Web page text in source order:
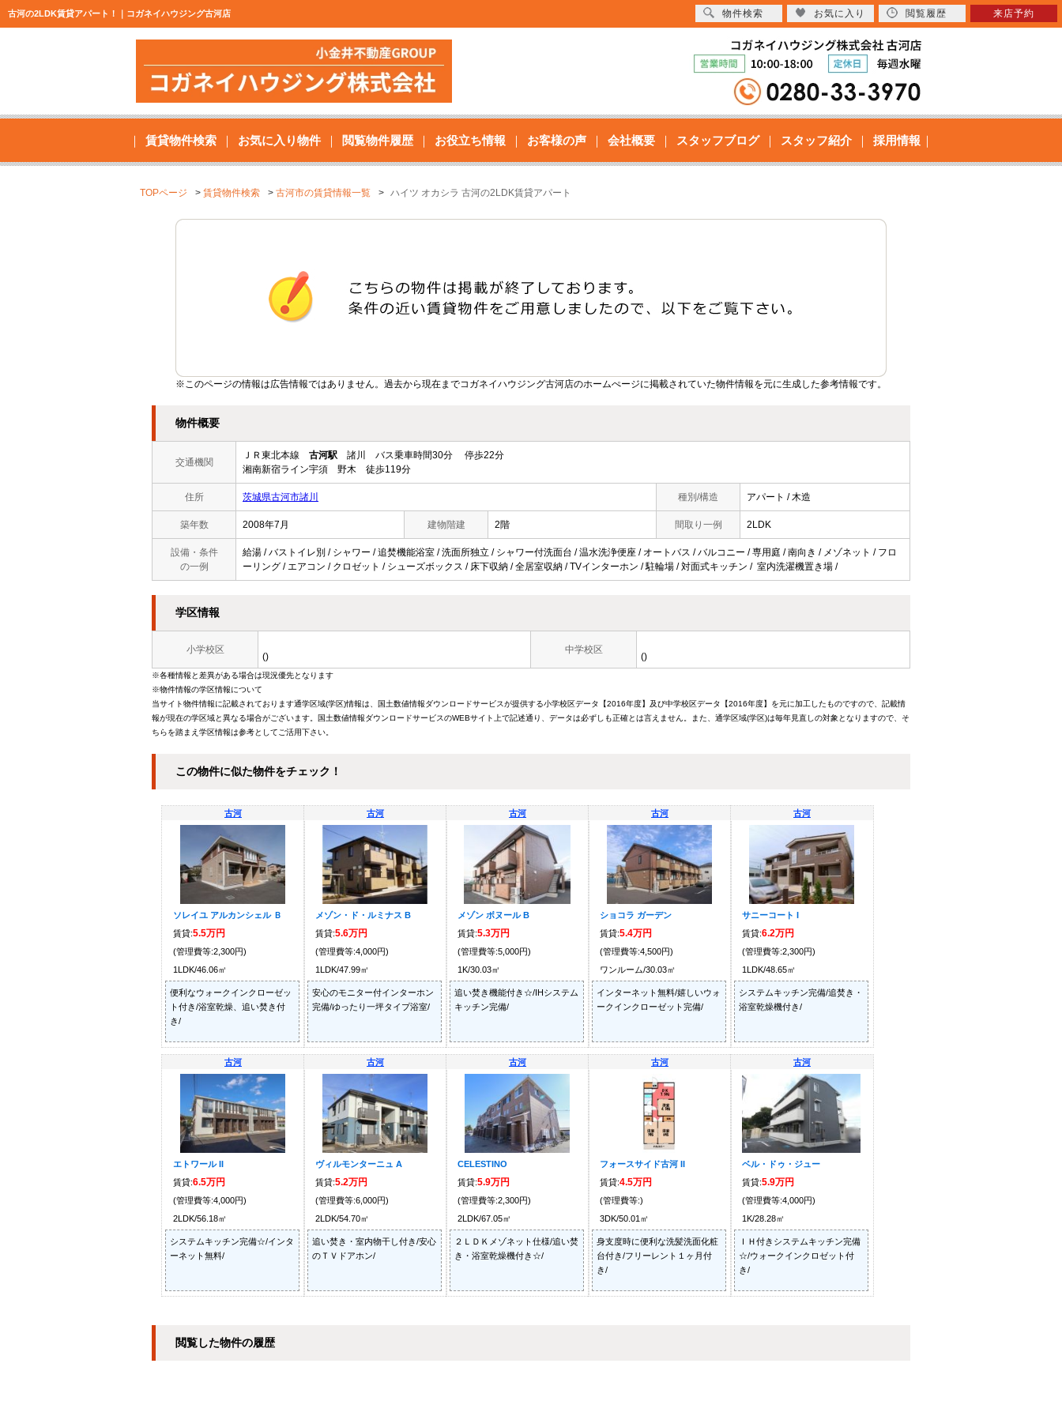
古河の2LDK賃貸アパート！｜コガネイハウジング古河店
賃貸物件検索 お気に入り物件 閲覧物件履歴 お役立ち情報 お客様の声 会社概要 スタッフブログ スタッフ紹介 採用情報
TOPページ 賃貸物件検索 古河市の賃貸情報一覧 ハイツ オカシラ 古河の2LDK賃貸アパート
※このページの情報は広告情報ではありません。過去から現在までコガネイハウジング古河店のホームぺージに掲載されていた物件情報を元に生成した参考情報です。
物件概要
交通機関
ＪＲ東北本線 古河駅 諸川 バス乗車時間30分 停歩22分
湘南新宿ライン宇須 野木 徒歩119分
住所 茨城県古河市諸川 種別/構造 アパート / 木造
築年数 2008年7月 建物階建 2階 間取り一例 2LDK
設備・条件
の一例
給湯 / バストイレ別 / シャワー / 追焚機能浴室 / 洗面所独立 / シャワー付洗面台 / 温水洗浄便座 / オートバス / バルコニー / 専用庭 / 南向き / メゾネット / フロ
ーリング / エアコン / クロゼット / シューズボックス / 床下収納 / 全居室収納 / TVインターホン / 駐輪場 / 対面式キッチン / 室内洗濯機置き場 /
学区情報
小学校区
()
中学校区
()
※各種情報と差異がある場合は現況優先となります
※物件情報の学区情報について
当サイト物件情報に記載されております通学区域(学区)情報は、国土数値情報ダウンロードサービスが提供する小学校区データ【2016年度】及び中学校区データ【2016年度】を元に加工したものですので、記載情
報が現在の学区域と異なる場合がございます。国土数値情報ダウンロードサービスのWEBサイト上で記述通り、データは必ずしも正確とは言えません。また、通学区域(学区)は毎年見直しの対象となりますので、そ
ちらを踏まえ学区情報は参考としてご活用下さい。
この物件に似た物件をチェック！
古河
ソレイユ アルカンシェル Ｂ
賃貸:5.5万円
(管理費等:2,300円)
1LDK/46.06㎡
便利なウォークインクローゼッ
ト付き/浴室乾燥、追い焚き付
き/
古河
メゾン・ド・ルミナス B
賃貸:5.6万円
(管理費等:4,000円)
1LDK/47.99㎡
安心のモニター付インターホン
完備/ゆったり一坪タイプ浴室/
古河
メゾン ボヌール B
賃貸:5.3万円
(管理費等:5,000円)
1K/30.03㎡
追い焚き機能付き☆/IHシステム
キッチン完備/
古河
ショコラ ガーデン
賃貸:5.4万円
(管理費等:4,500円)
ワンルーム/30.03㎡
インターネット無料/嬉しいウォ
ークインクローゼット完備/
古河
サニーコート I
賃貸:6.2万円
(管理費等:2,300円)
1LDK/48.65㎡
システムキッチン完備/追焚き・
浴室乾燥機付き/
古河
エトワール II
賃貸:6.5万円
(管理費等:4,000円)
2LDK/56.18㎡
システムキッチン完備☆/インタ
ーネット無料/
古河
ヴィルモンターニュ A
賃貸:5.2万円
(管理費等:6,000円)
2LDK/54.70㎡
追い焚き・室内物干し付き/安心
のＴＶドアホン/
古河
CELESTINO
賃貸:5.9万円
(管理費等:2,300円)
2LDK/67.05㎡
２ＬＤＫメゾネット仕様/追い焚
き・浴室乾燥機付き☆/
古河
フォースサイド古河 II
賃貸:4.5万円
(管理費等:)
3DK/50.01㎡
身支度時に便利な洗髪洗面化粧
台付き/フリーレント１ヶ月付
き/
古河
ベル・ドゥ・ジュー
賃貸:5.9万円
(管理費等:4,000円)
1K/28.28㎡
ＩＨ付きシステムキッチン完備
☆/ウォークインクロゼット付
き/
閲覧した物件の履歴
物件検索 お気に入り 閲覧履歴 来店予約